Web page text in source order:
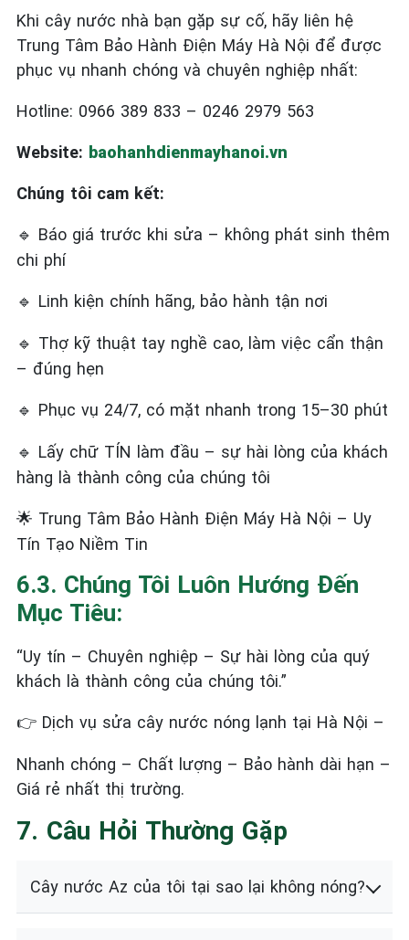
Khi cây nước nhà bạn gặp sự cố, hãy liên hệ
Trung Tâm Bảo Hành Điện Máy Hà Nội để được
phục vụ nhanh chóng và chuyên nghiệp nhất:
Hotline: 0966 389 833 – 0246 2979 563
Website: baohanhdienmayhanoi.vn
Chúng tôi cam kết:
🔹 Báo giá trước khi sửa – không phát sinh thêm
chi phí
🔹 Linh kiện chính hãng, bảo hành tận nơi
🔹 Thợ kỹ thuật tay nghề cao, làm việc cẩn thận
– đúng hẹn
🔹 Phục vụ 24/7, có mặt nhanh trong 15–30 phút
🔹 Lấy chữ TÍN làm đầu – sự hài lòng của khách
hàng là thành công của chúng tôi
🌟 Trung Tâm Bảo Hành Điện Máy Hà Nội – Uy
Tín Tạo Niềm Tin
6.3. Chúng Tôi Luôn Hướng Đến
Mục Tiêu:
“Uy tín – Chuyên nghiệp – Sự hài lòng của quý
khách là thành công của chúng tôi.”
👉 Dịch vụ sửa cây nước nóng lạnh tại Hà Nội –
Nhanh chóng – Chất lượng – Bảo hành dài hạn –
Giá rẻ nhất thị trường.
7. Câu Hỏi Thường Gặp
Cây nước Az của tôi tại sao lại không nóng?